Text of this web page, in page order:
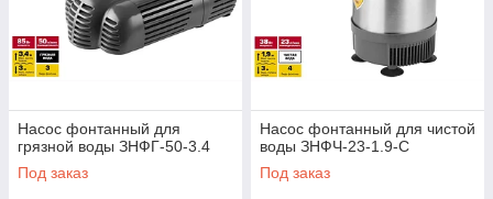
Насос фонтанный для
грязной воды ЗНФГ-50-3.4
Под заказ
Насос фонтанный для чистой
воды ЗНФЧ-23-1.9-С
Под заказ